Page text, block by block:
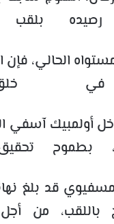
بلقب
الحالي، فإن
خلق
أولمبيك آسفي
بطموح
باللقب، من